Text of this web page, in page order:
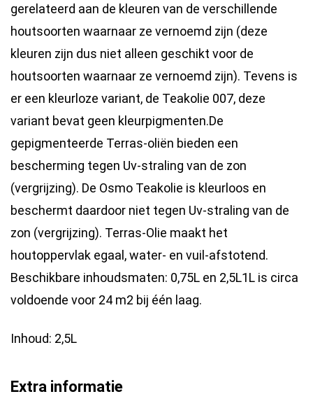
gerelateerd aan de kleuren van de verschillende
houtsoorten waarnaar ze vernoemd zijn (deze
kleuren zijn dus niet alleen geschikt voor de
houtsoorten waarnaar ze vernoemd zijn). Tevens is
er een kleurloze variant, de Teakolie 007, deze
variant bevat geen kleurpigmenten.De
gepigmenteerde Terras-oliën bieden een
bescherming tegen Uv-straling van de zon
(vergrijzing). De Osmo Teakolie is kleurloos en
beschermt daardoor niet tegen Uv-straling van de
zon (vergrijzing). Terras-Olie maakt het
houtoppervlak egaal, water- en vuil-afstotend.
Beschikbare inhoudsmaten: 0,75L en 2,5L1L is circa
voldoende voor 24 m2 bij één laag.
Inhoud: 2,5L
Extra informatie